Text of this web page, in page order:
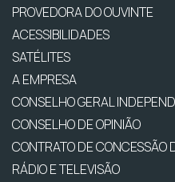
PROVEDORA DO OUVINTE
ACESSIBILIDADES
SATÉLITES
A EMPRESA
CONSELHO GERAL
CONSELHO DE OPINIÃO
CONTRATO DE CONCESSÃO
RÁDIO E TELEVISÃO